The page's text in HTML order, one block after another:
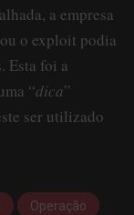
a empresa
o exploit podia
Esta foi a
“dica”
ser utilizado
Operação